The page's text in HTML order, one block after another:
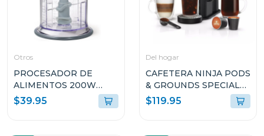
Otros
PROCESADOR DE
ALIMENTOS 200W
NEGRO NJ100G
$39.95
Del hogar
CAFETERA NINJA PODS
& GROUNDS SPECIALTY
COFFEE MAKER CON
ESPUMADOR DE
$119.95